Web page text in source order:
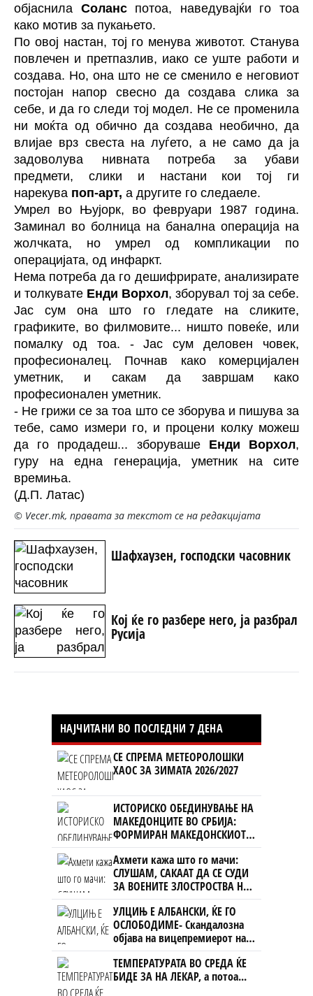
објаснила Соланспотоа, наведувајќи го тоа
како мотив за пукањето.
По овој настан, тој го менува животот. Станува
повлечен и претпазлив, иако се уште работи и
создава. Но, она што не се сменило е неговиот
постојан напор свесно да создава слика за
себе, и да го следи тој модел. Не се променила
ни моќта од обично да создава необично, да
влијае врз свеста на луѓето, а не само да ја
задоволува нивната потреба за убави
предмети, слики и настани кои тој ги
нарекува поп-арт, а другите го следаеле.
Умрел во Њујорк, во февруари 1987 година.
Заминал во болница на банална операција на
жолчката, но умрел од компликации по
операцијата, од инфаркт.
Нема потреба да го дешифрирате, анализирате
и толкувате Енди Ворхол, зборувал тој за себе.
Јас сум она што го гледате на сликите,
графиките, во филмовите... ништо повеќе, или
помалку од тоа. - Јас сум деловен човек,
професионалец. Почнав како комерцијален
уметник, и сакам да завршам како
професионален уметник.
- Не грижи се за тоа што се зборува и пишува за
тебе, само измери го, и процени колку можеш
да го продадеш... зборуваше Енди Ворхол,
гуру на една генерација, уметник на сите
времиња.
(Д.П. Латас)
© Vecer.mk, правата за текстот се на редакцијата
Шафхаузен, господски часовник
Кој ќе го разбере него, ја разбрал
Русија
НАЈЧИТАНИ ВО ПОСЛЕДНИ 7 ДЕНА
СЕ СПРЕМА МЕТЕОРОЛОШКИ
ХАОС ЗА ЗИМАТА 2026/2027
ИСТОРИСКО ОБЕДИНУВАЊЕ НА
МАКЕДОНЦИТЕ ВО СРБИЈА:
ФОРМИРАН МАКЕДОНСКИОТ
НАЦИОНАЛЕН СОЈУЗ
Ахмети кажа што го мачи:
СЛУШАМ, САКААТ ДА СЕ СУДИ
ЗА ВОЕНИТЕ ЗЛОСТРОСТВА НА
УЧК...
УЛЦИЊ Е АЛБАНСКИ, ЌЕ ГО
ОСЛОБОДИМЕ- Скандалозна
објава на вицепремиерот на
Црна Гора
ТЕМПЕРАТУРАТА ВО СРЕДА ЌЕ
БИДЕ ЗА НА ЛЕКАР, а потоа...